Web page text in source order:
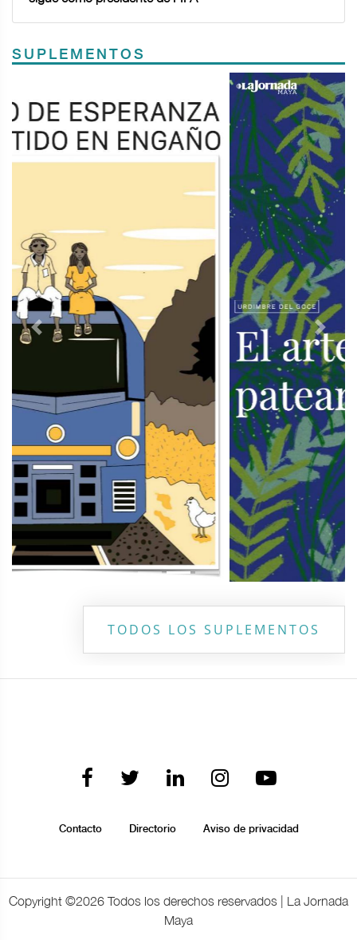
SUPLEMENTOS
Previous Next
TODOS LOS SUPLEMENTOS
Contacto Directorio Aviso de privacidad
Copyright ©2026 Todos los derechos reservados | La Jornada
Maya